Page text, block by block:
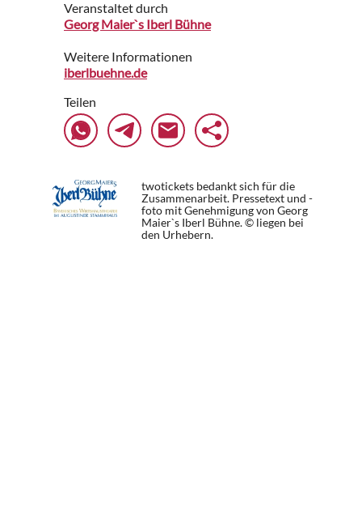
Veranstaltet durch
Georg Maier`s Iberl Bühne
Weitere Informationen
iberlbuehne.de
Teilen
twotickets bedankt sich für die
Zusammenarbeit. Pressetext und -
foto mit Genehmigung von Georg
Maier`s Iberl Bühne. © liegen bei
den Urhebern.